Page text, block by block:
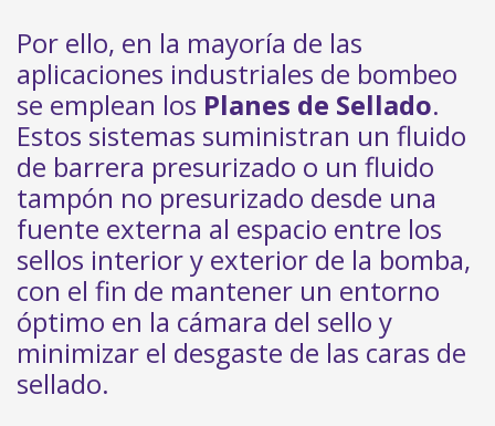
Por ello, en la mayoría de las
aplicaciones industriales de bombeo
se emplean los Planes de Sellado.
Estos sistemas suministran un fluido
de barrera presurizado o un fluido
tampón no presurizado desde una
fuente externa al espacio entre los
sellos interior y exterior de la bomba,
con el fin de mantener un entorno
óptimo en la cámara del sello y
minimizar el desgaste de las caras de
sellado.